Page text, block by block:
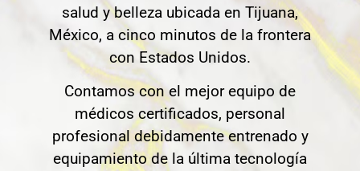
salud y belleza ubicada en Tijuana,
México, a cinco minutos de la frontera
con Estados Unidos.
Contamos con el mejor equipo de
médicos certificados, personal
profesional debidamente entrenado y
equipamiento de la última tecnología